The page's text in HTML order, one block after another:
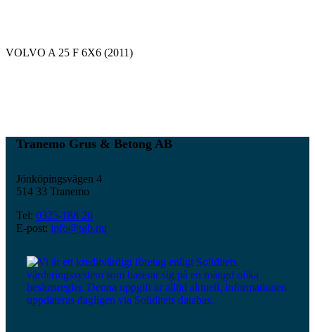
VOLVO A 25 F 6X6 (2011)
Tranemo Grus & Betong AB
Jönköpingsvägen 4
514 33 Tranemo
Tel: 0325-188 20
E-post: info@tgb.nu